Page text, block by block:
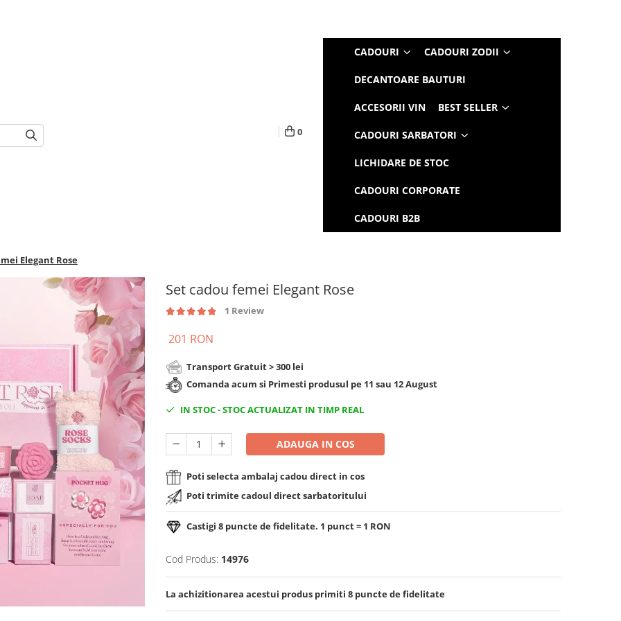
0
CADOURI CADOURI ZODII
DECANTOARE BAUTURI
ACCESORII VIN BEST SELLER
CADOURI SARBATORI
LICHIDARE DE STOC
CADOURI CORPORATE
CADOURI B2B
Elegant Rose
Set cadou femei Elegant Rose
1 Review
201 RON
Transport Gratuit > 300 lei
Comanda acum si Primesti produsul pe 11 sau 12 August
IN STOC-STOC ACTUALIZAT IN TIMP REAL
ADAUGA IN COS
Poti selecta ambalaj cadou direct in cos
Poti trimite cadoul direct sarbatoritului
Castigi 8 puncte de fidelitate. 1 punct = 1 RON
Cod Produs: 14976
La achizitionarea acestui produs primiti 8 puncte de fidelitate